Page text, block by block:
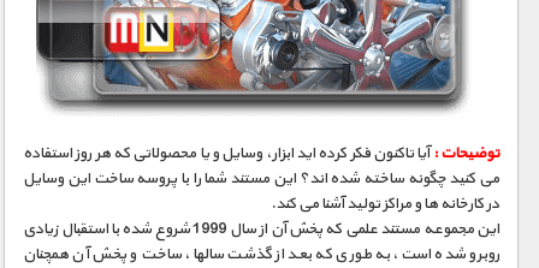
مستند های اختصاصی
توضیحات :آیا تاکنون فکر کرده اید ابزار، وسایل و یا محصولاتی که هر روز استفاده
می کنید چگونه ساخته شده اند؟ این مستند شما را با پروسه ساخت این وسایل
در کارخانه ها و مراکز تولید آشنا می کند.
این مجموعه مستند علمی که پخش آن از سال 1999 شروع شده با استقبال زیادی
روبرو شده است، به طوری که بعد از گذشت سالها، ساخت و پخش آن همچنان